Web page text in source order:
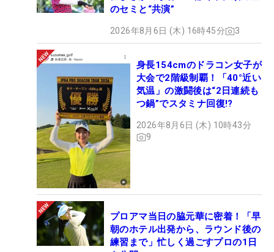
のセミと“共演”
2026年8月6日 (木) 16時45分 3
身長154cmのドラコン女子が
大会で2階級制覇！「40°近い
気温」の激闘後は“2日連続も
つ鍋”でスタミナ回復!?
2026年8月6日 (木) 10時43分
9
プロアマ当日の脇元華に密着！「早
朝のホテル出発から、ラウンド後の
練習まで」忙しく過ごすプロの1日